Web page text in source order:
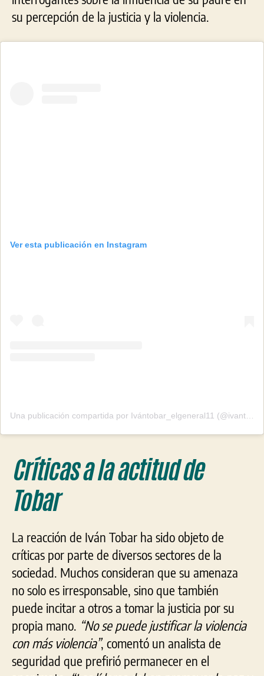
su percepción de la justicia y la violencia.
Ver esta publicación en Instagram
Críticas a la actitud de
Tobar
La reacción de Iván Tobar ha sido objeto de
críticas por parte de diversos sectores de la
sociedad. Muchos consideran que su amenaza
no solo es irresponsable, sino que también
puede incitar a otros a tomar la justicia por su
propia mano. “No se puede justificar la violencia
con más violencia”, comentó un analista de
seguridad que prefirió permanecer en el